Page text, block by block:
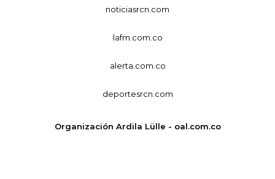
noticiasrcn.com
lafm.com.co
alerta.com.co
deportesrcn.com
Organización Ardila Lülle - oal.com.co